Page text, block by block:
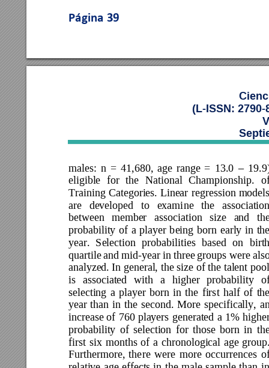
Página 39
(L-ISSN:
males: n = 41,680, age range = 13.0 –
eligible for the National Championship.
Training Categories. Linear regression
are developed to examine the
between member association size and
probability of a player being born early in
year. Selection probabilities based on
quartile and mid-year in three groups were
analyzed. In general, the size of the talent
is associated with a higher probability
selecting a player born in the first half of
year than in the second. More specifically,
increase of 760 players generated a 1%
probability of selection for those born in
first six months of a chronological age
Furthermore, there were more occurrences